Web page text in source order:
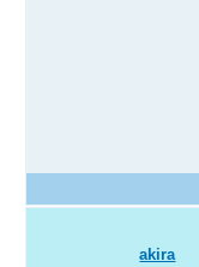
akira